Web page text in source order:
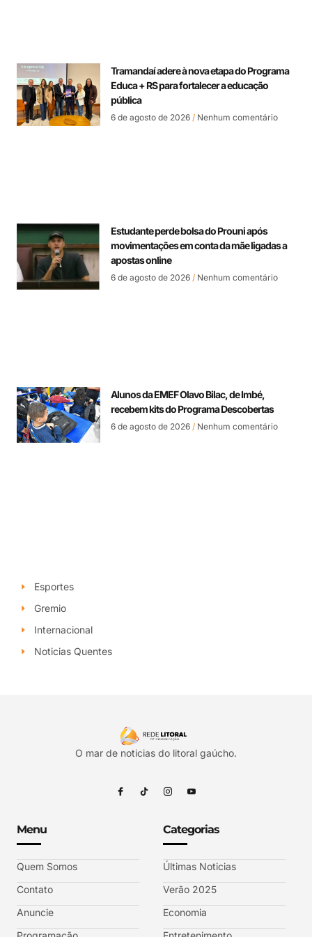
Tramandaí adere à nova etapa do Programa
Educa + RS para fortalecer a educação
pública
6 de agosto de 2026 Nenhum comentário
Estudante perde bolsa do Prouni após
movimentações em conta da mãe ligadas a
apostas online
6 de agosto de 2026 Nenhum comentário
Alunos da EMEF Olavo Bilac, de Imbé,
recebem kits do Programa Descobertas
6 de agosto de 2026 Nenhum comentário
Esportes
Gremio
Internacional
Noticias Quentes
O mar de noticias do litoral gaúcho.
Menu
Quem Somos
Contato
Anuncie
Categorias
Últimas Noticias
Verão 2025
Economia